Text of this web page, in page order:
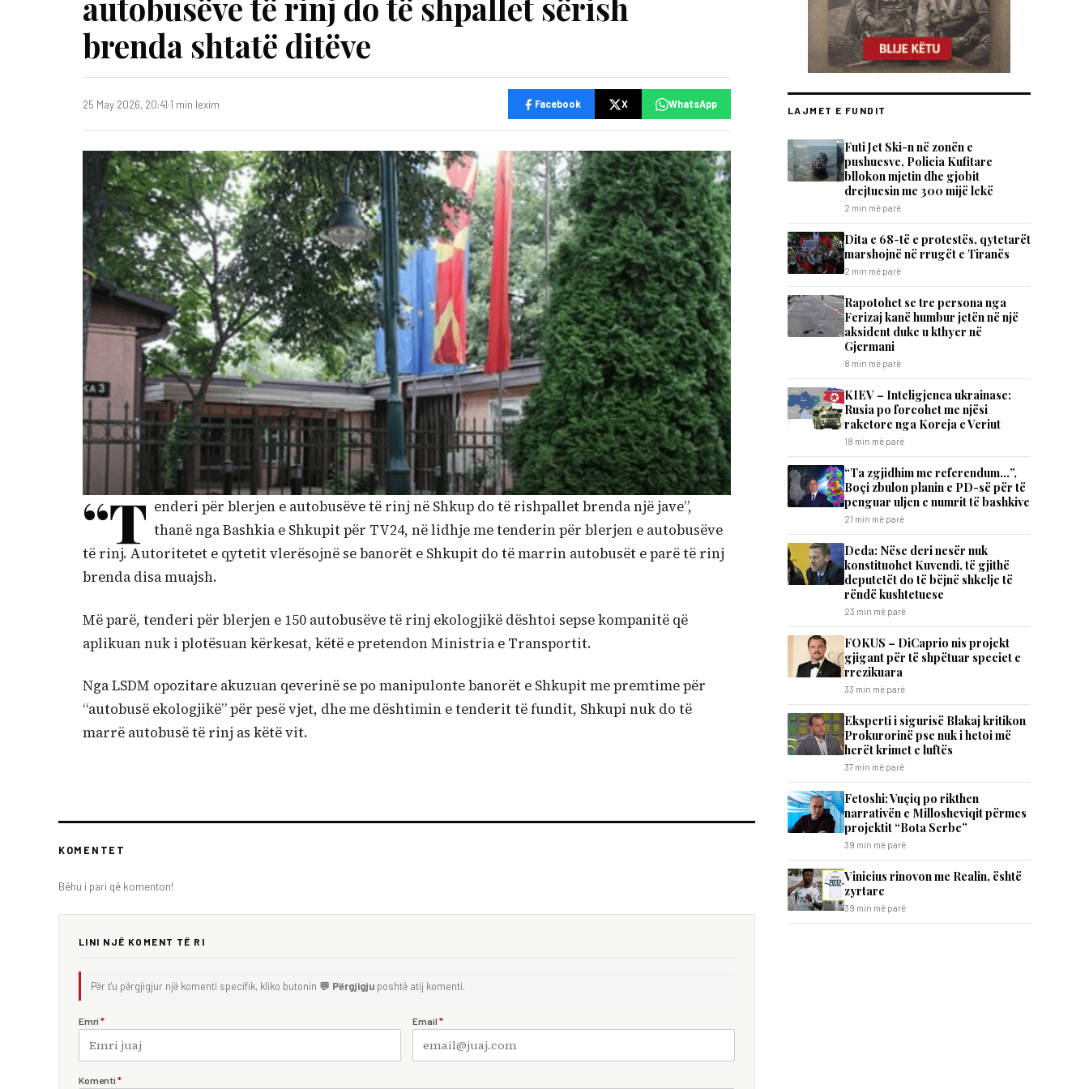
brenda shtatë ditëve
25 May 2026, 20:41·1 min lexim Facebook X WhatsApp
“T enderi për blerjen e autobusëve të rinj në Shkup do të rishpallet brenda një jave”,
thanë nga Bashkia e Shkupit për TV24, në lidhje me tenderin për blerjen e autobusëve
të rinj. Autoritetet e qytetit vlerësojnë se banorët e Shkupit do të marrin autobusët e parë të rinj
brenda disa muajsh.
Më parë, tenderi për blerjen e 150 autobusëve të rinj ekologjikë dështoi sepse kompanitë që
aplikuan nuk i plotësuan kërkesat, këtë e pretendon Ministria e Transportit.
Nga LSDM opozitare akuzuan qeverinë se po manipulonte banorët e Shkupit me premtime për
“autobusë ekologjikë” për pesë vjet, dhe me dështimin e tenderit të fundit, Shkupi nuk do të
marrë autobusë të rinj as këtë vit.
KOMENTET
Bëhu i pari që komenton!
LINI NJË KOMENT TË RI
Për t'u përgjigjur një komenti specifik, kliko butonin 💬 Përgjigju poshtë atij komenti.
Emri * Email *
Komenti *
LAJMET E FUNDIT
Futi Jet Ski-n në zonën e
pushuesve, Policia Kufitare
bllokon mjetin dhe gjobit
drejtuesin me 300 mijë lekë
2 min më parë
Dita e 68-të e protestës, qytetarët
marshojnë në rrugët e Tiranës
2 min më parë
Rapotohet se tre persona nga
Ferizaj kanë humbur jetën në një
aksident duke u kthyer në
Gjermani
8 min më parë
KIEV – Inteligjenca ukrainase:
Rusia po forcohet me njësi
raketore nga Koreja e Veriut
18 min më parë
“Ta zgjidhim me referendum…”,
Boçi zbulon planin e PD-së për të
penguar uljen e numrit të bashkive
21 min më parë
Deda: Nëse deri nesër nuk
konstituohet Kuvendi, të gjithë
deputetët do të bëjnë shkelje të
rëndë kushtetuese
23 min më parë
FOKUS – DiCaprio nis projekt
gjigant për të shpëtuar speciet e
rrezikuara
33 min më parë
Eksperti i sigurisë Blakaj kritikon
Prokurorinë pse nuk i hetoi më
herët krimet e luftës
37 min më parë
Fetoshi: Vuçiq po rikthen
narrativën e Millosheviqit përmes
projektit “Bota Serbe”
39 min më parë
Vinicius rinovon me Realin, është
zyrtare
39 min më parë